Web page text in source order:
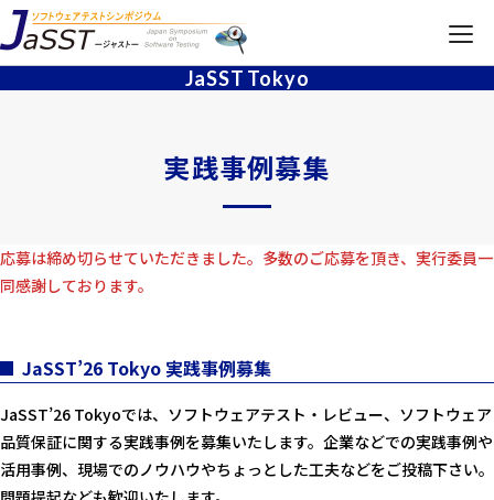
タイムテーブル
JaSST Tokyo
実践事例募集
応募は締め切らせていただきました。多数のご応募を頂き、実行委員一
同感謝しております。
JaSST’26 Tokyo 実践事例募集
JaSST’26 Tokyoでは、ソフトウェアテスト・レビュー、ソフトウェア
品質保証に関する実践事例を募集いたします。企業などでの実践事例や
活用事例、現場でのノウハウやちょっとした工夫などをご投稿下さい。